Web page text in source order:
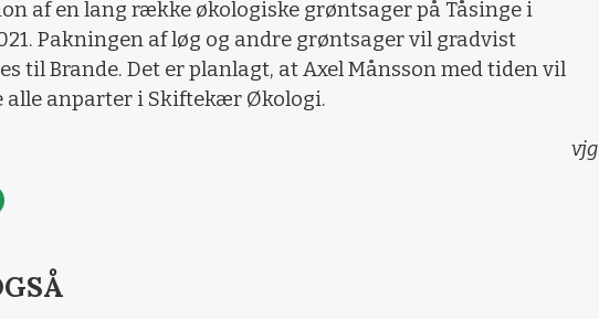
af en lang række økologiske grøntsager på Tåsinge i
Pakningen af løg og andre grøntsager vil gradvist
til Brande. Det er planlagt, at Axel Månsson med tiden vil
alle anparter i Skiftekær Økologi.
vjg